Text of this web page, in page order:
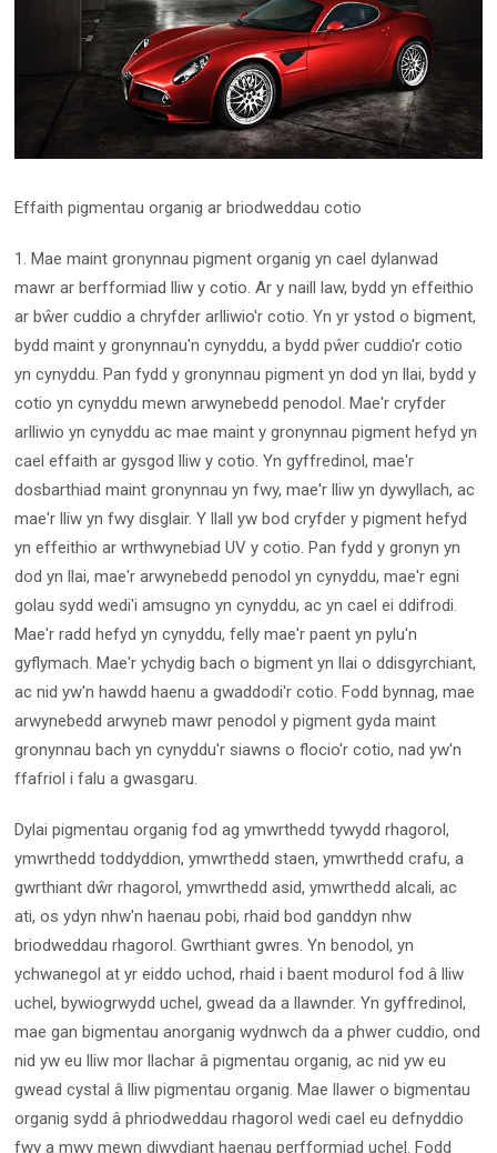
Effaith pigmentau organig ar briodweddau cotio
1. Mae maint gronynnau pigment organig yn cael dylanwad
mawr ar berfformiad lliw y cotio. Ar y naill law, bydd yn effeithio
ar bŵer cuddio a chryfder arlliwio'r cotio. Yn yr ystod o bigment,
bydd maint y gronynnau'n cynyddu, a bydd pŵer cuddio'r cotio
yn cynyddu. Pan fydd y gronynnau pigment yn dod yn llai, bydd y
cotio yn cynyddu mewn arwynebedd penodol. Mae'r cryfder
arlliwio yn cynyddu ac mae maint y gronynnau pigment hefyd yn
cael effaith ar gysgod lliw y cotio. Yn gyffredinol, mae'r
dosbarthiad maint gronynnau yn fwy, mae'r lliw yn dywyllach, ac
mae'r lliw yn fwy disglair. Y llall yw bod cryfder y pigment hefyd
yn effeithio ar wrthwynebiad UV y cotio. Pan fydd y gronyn yn
dod yn llai, mae'r arwynebedd penodol yn cynyddu, mae'r egni
golau sydd wedi'i amsugno yn cynyddu, ac yn cael ei ddifrodi.
Mae'r radd hefyd yn cynyddu, felly mae'r paent yn pylu'n
gyflymach. Mae'r ychydig bach o bigment yn llai o ddisgyrchiant,
ac nid yw'n hawdd haenu a gwaddodi'r cotio. Fodd bynnag, mae
arwynebedd arwyneb mawr penodol y pigment gyda maint
gronynnau bach yn cynyddu'r siawns o flocio'r cotio, nad yw'n
ffafriol i falu a gwasgaru.
Dylai pigmentau organig fod ag ymwrthedd tywydd rhagorol,
ymwrthedd toddyddion, ymwrthedd staen, ymwrthedd crafu, a
gwrthiant dŵr rhagorol, ymwrthedd asid, ymwrthedd alcali, ac
ati, os ydyn nhw'n haenau pobi, rhaid bod ganddyn nhw
briodweddau rhagorol. Gwrthiant gwres. Yn benodol, yn
ychwanegol at yr eiddo uchod, rhaid i baent modurol fod â lliw
uchel, bywiogrwydd uchel, gwead da a llawnder. Yn gyffredinol,
mae gan bigmentau anorganig wydnwch da a phwer cuddio, ond
nid yw eu lliw mor llachar â pigmentau organig, ac nid yw eu
gwead cystal â lliw pigmentau organig. Mae llawer o bigmentau
organig sydd â phriodweddau rhagorol wedi cael eu defnyddio
fwy a mwy mewn diwydiant haenau perfformiad uchel. Fodd